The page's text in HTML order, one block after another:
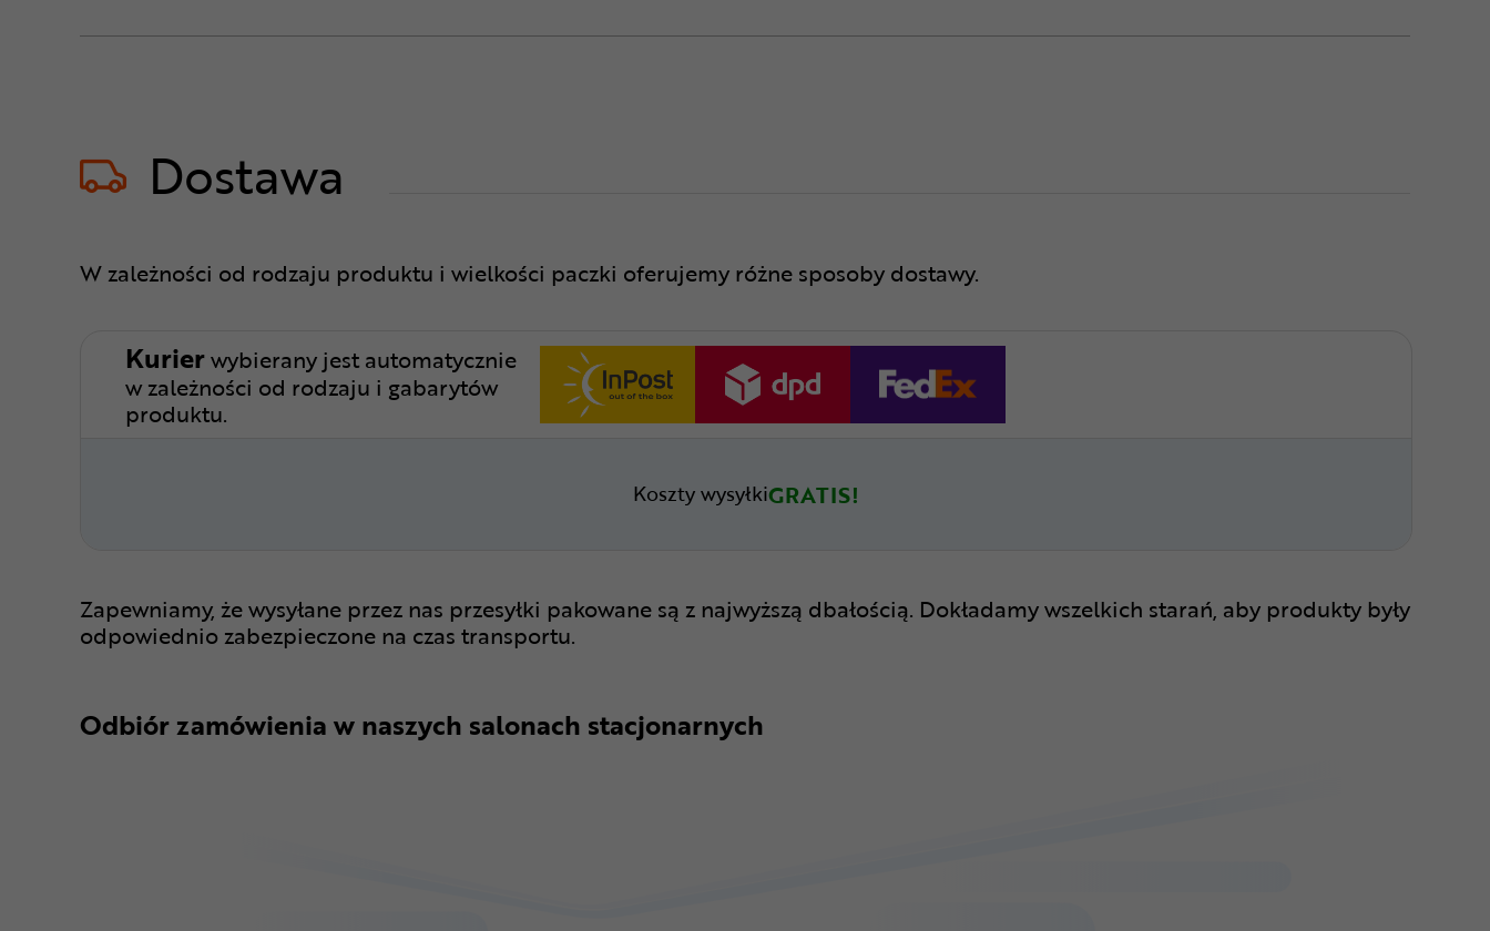
Dostawa
W zależności od rodzaju produktu i wielkości paczki oferujemy różne sposoby dostawy.
Kurierwybierany jest automatycznie
w zależności od rodzaju i gabarytów
produktu.
Koszty wysyłkiGRATIS!
Zapewniamy, że wysyłane przez nas przesyłki pakowane są z najwyższą dbałością. Dokładamy wszelkich starań, aby produkty były
odpowiednio zabezpieczone na czas transportu.
Odbiór zamówienia w naszych salonach stacjonarnych